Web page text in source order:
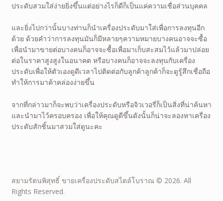
ประดับสวมใส่ง่ายยิ่งขึ้นแต่อย่างไรก็ดีก็เป็นแค่ความเชื่อส่วนบุคคล
และยิ่งไปกว่านั้นบางท่านก็นำเครื่องประดับมาใส่เพื่อการลงทุนอีก
ด้วย ด้วยคำว่าการลงทุนมันก็มีหลายๆความหมายบางคนอาจจะซื้อ
เพื่อนำมาขายต่อบางคนก็อาจจะซื้อเพื่อมาเก็บสะสมไว้แล้วมาปล่อย
ต่อในราคาสูงสูงในอนาคต หรือบางคนก็อาจจะลงทุนกับเครื่อง
ประดับเพื่อให้ตัวเองดูดีเวลาไปติดต่อกับลูกค้าลูกค้าก็จะดูรู้สึกเชื่อถือ
ทำให้การมาค้าคล่องง่ายขึ้น
จากที่กล่าวมาก็จะพบว่าเครื่องประดับหรือจิวเวอรี่ก็เป็นสิ่งที่น่าค้นหา
และนำมาไว้ครอบครอง เพื่อให้คุณดูดีขึ้นดังนั้นก็น่าจะลองหาเครื่อง
ประดับสักชิ้นมาสวมใส่ดูนะคะ
สยามรัตนพิสุทธิ์ ขายเครื่องประดับสไตล์โบราณ © 2026. All
Rights Reserved.